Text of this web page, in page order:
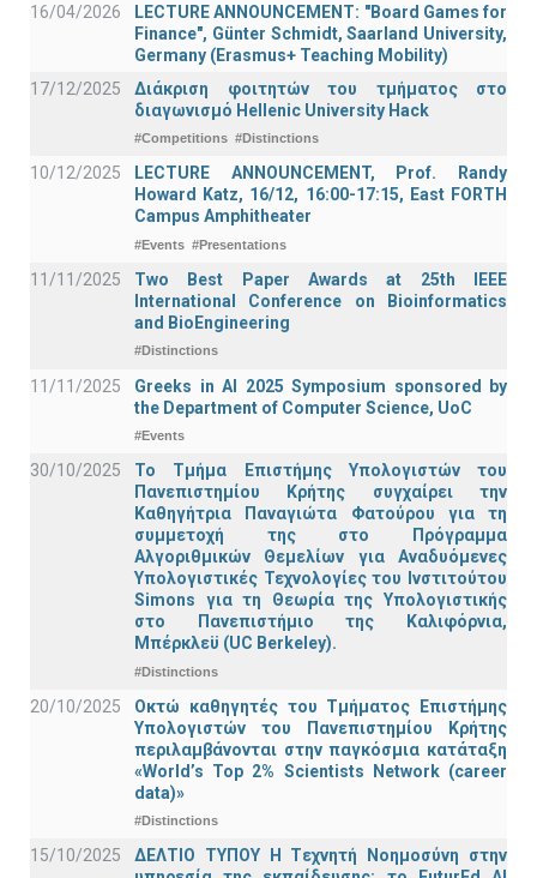
16/04/2026
LECTURE ANNOUNCEMENT: "Board Games for
Finance", Günter Schmidt, Saarland University,
Germany (Erasmus+ Teaching Mobility)
17/12/2025
Διάκριση φοιτητών του τμήματος στο
διαγωνισμό Hellenic University Hack
#Competitions #Distinctions
10/12/2025
LECTURE ANNOUNCEMENT, Prof. Randy
Howard Katz, 16/12, 16:00-17:15, East FORTH
Campus Amphitheater
#Events #Presentations
11/11/2025
Two Best Paper Awards at 25th IEEE
International Conference on Bioinformatics
and BioEngineering
#Distinctions
11/11/2025
Greeks in AI 2025 Symposium sponsored by
the Department of Computer Science, UoC
#Events
30/10/2025
Το Τμήμα Επιστήμης Υπολογιστών του
Πανεπιστημίου Κρήτης συγχαίρει την
Καθηγήτρια Παναγιώτα Φατούρου για τη
συμμετοχή της στο Πρόγραμμα
Αλγοριθμικών Θεμελίων για Αναδυόμενες
Υπολογιστικές Τεχνολογίες του Ινστιτούτου
Simons για τη Θεωρία της Υπολογιστικής
στο Πανεπιστήμιο της Καλιφόρνια,
Μπέρκλεϋ (UC Berkeley).
#Distinctions
20/10/2025
Οκτώ καθηγητές του Τμήματος Επιστήμης
Υπολογιστών του Πανεπιστημίου Κρήτης
περιλαμβάνονται στην παγκόσμια κατάταξη
«World’s Top 2% Scientists Network (career
data)»
#Distinctions
15/10/2025
ΔΕΛΤΙΟ ΤΥΠΟΥ H Tεχνητή Νοημοσύνη στην